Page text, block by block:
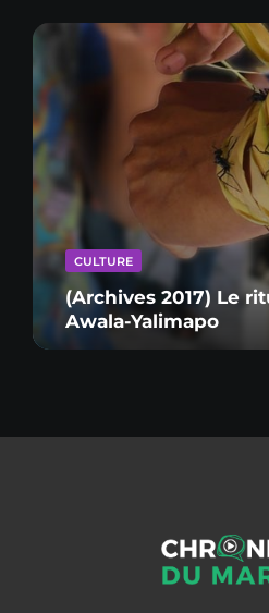
CULTURE
(Archives 2017) Le
Awala-Yalimapo